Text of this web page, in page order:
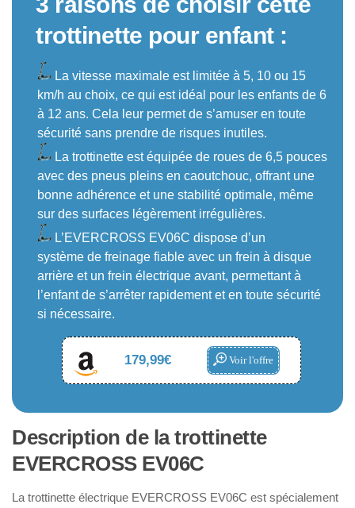
trottinette pour enfant :
La vitesse maximale est limitée à 5, 10 ou 15
km/h au choix, ce qui est idéal pour les enfants de 6
à 12 ans. Cela leur permet de s’amuser en toute
sécurité sans prendre de risques inutiles.
La trottinette est équipée de roues de 6,5 pouces
avec des pneus pleins en caoutchouc, offrant une
bonne adhérence et une stabilité optimale, même
sur des surfaces légèrement irrégulières.
L’EVERCROSS EV06C dispose d’un
système de freinage fiable avec un frein à disque
arrière et un frein électrique avant, permettant à
l’enfant de s’arrêter rapidement et en toute sécurité
si nécessaire.
179,99€ Voir l'offre
Description de la trottinette
EVERCROSS EV06C
La trottinette électrique EVERCROSS EV06C est spécialement